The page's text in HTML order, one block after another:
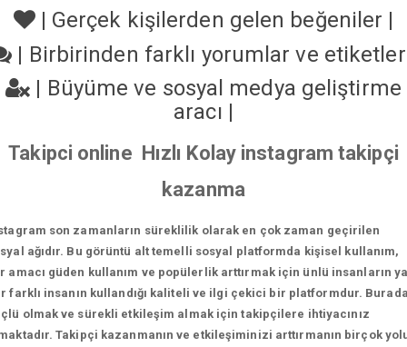
| Gerçek kişilerden gelen beğeniler |
| Birbirinden farklı yorumlar ve
| Büyüme ve sosyal medya geliştirme
aracı |
Takipci online Hızlı Kolay instagram takipçi
kazanma
son zamanların süreklilik olarak en çok zaman geçirilen
ağıdır. Bu görüntü alt temelli sosyal platformda kişisel kullanım,
amacı güden kullanım ve popülerlik arttırmak için ünlü insanların
farklı insanın kullandığı kaliteli ve ilgi çekici bir platformdur.
olmak ve sürekli etkileşim almak için takipçilere ihtiyacınız
Takipçi kazanmanın ve etkileşiminizi arttırmanın birçok